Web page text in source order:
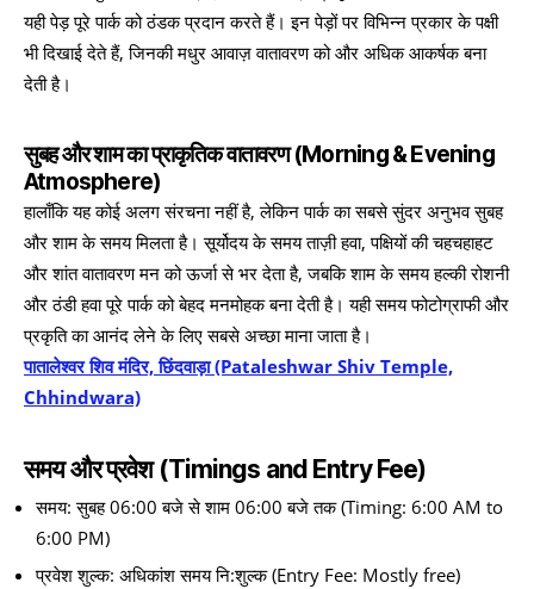
यही पेड़ पूरे पार्क को ठंडक प्रदान करते हैं। इन पेड़ों पर विभिन्न प्रकार के पक्षी
भी दिखाई देते हैं, जिनकी मधुर आवाज़ वातावरण को और अधिक आकर्षक बना
देती है।
सुबह और शाम का प्राकृतिक वातावरण (Morning & Evening
Atmosphere)
हालाँकि यह कोई अलग संरचना नहीं है, लेकिन पार्क का सबसे सुंदर अनुभव सुबह
और शाम के समय मिलता है। सूर्योदय के समय ताज़ी हवा, पक्षियों की चहचहाहट
और शांत वातावरण मन को ऊर्जा से भर देता है, जबकि शाम के समय हल्की रोशनी
और ठंडी हवा पूरे पार्क को बेहद मनमोहक बना देती है। यही समय फोटोग्राफी और
प्रकृति का आनंद लेने के लिए सबसे अच्छा माना जाता है।
पातालेश्वर शिव मंदिर, छिंदवाड़ा (Pataleshwar Shiv Temple,
Chhindwara)
समय और प्रवेश (Timings and Entry Fee)
समय: सुबह 06:00 बजे से शाम 06:00 बजे तक (Timing: 6:00 AM to
6:00 PM)
प्रवेश शुल्क: अधिकांश समय नि:शुल्क (Entry Fee: Mostly free)